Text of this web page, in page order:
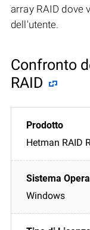
array RAID dove
dell'utente.
Confronto
RAID
Hetman RAID
Windows